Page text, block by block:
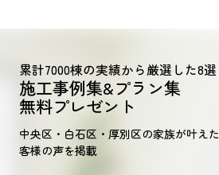
累計7000棟の実績から厳選した8選
施工事例集&プラン集
無料プレゼント
中央区・白石区・厚別区の家族が叶えた
客様の声を掲載